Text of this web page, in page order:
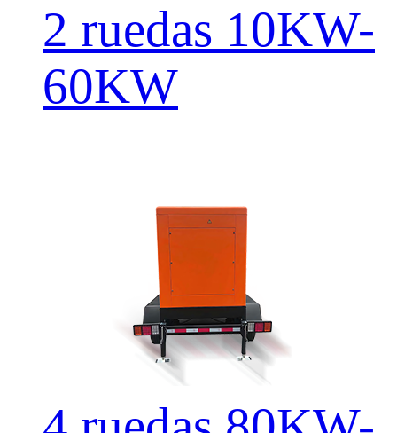
2 ruedas 10KW-
60KW